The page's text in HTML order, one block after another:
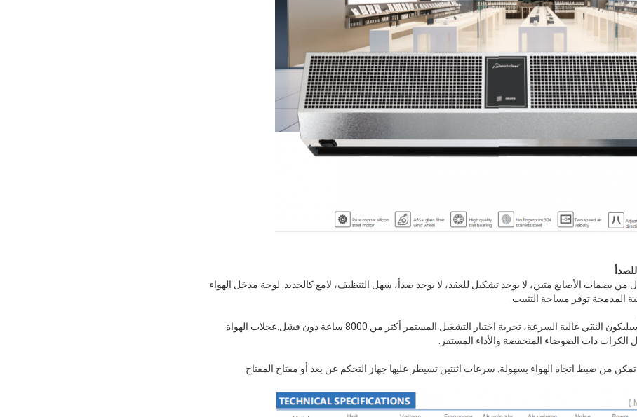
من بصمات الأصابع متين، لا يوجد تشكيل للعقد، لا يوجد صدأ، سهل التنظيف، لامع كالجديد. لوحة مدخل الهواء
المدمجة توفر مساحة التثبيت.
تبني محرك الفولاذ النحاس السيليكون النقي عالية السرعة، تجربة اختبار التشغيل المستمر أكثر من 8000 ساعة دون فشل.عجلات الهواة
الكرات ذات الضوضاء المنخفضة والأداء المستقر.
من ضبط اتجاه الهواء بسهولة. سرعات اثنتين تسيطر عليها جهاز التحكم عن بعد أو مفتاح المفتاح